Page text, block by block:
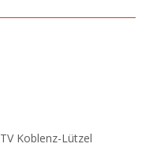
Koblenz-Lützel